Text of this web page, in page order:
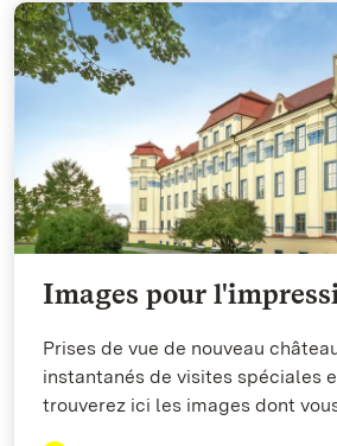
Images pour
Prises de vue de nouveau
instantanés de visites spéciales
trouverez ici les images dont